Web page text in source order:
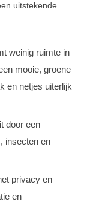
uitstekende
weinig ruimte in
mooie, groene
en netjes uiterlijk
door een
insecten en
privacy en
en